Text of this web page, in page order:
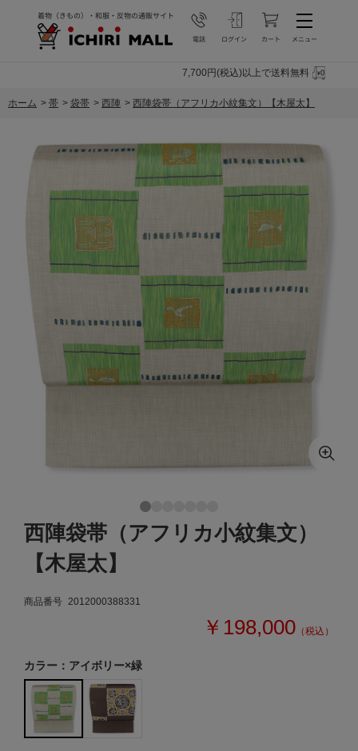
7,700円(税込)以上で送料無料
ホーム > 帯 > 袋帯 > 西陣 > 西陣袋帯（アフリカ小紋集文）【木屋太】
西陣袋帯（アフリカ小紋集文）
【木屋太】
商品番号 2012000388331
￥198,000 （税込）
カラー：アイボリー×緑